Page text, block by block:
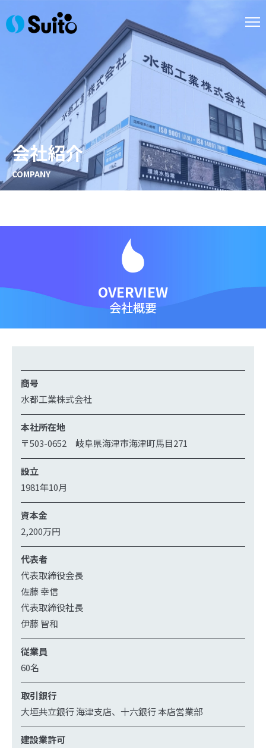
会社紹介
COMPANY
OVERVIEW
会社概要
商号
水都工業株式会社
本社所在地
〒503-0652 岐阜県海津市海津町馬目271
設立
1981年10月
資本金
2,200万円
代表者
代表取締役会長
佐藤 幸信
代表取締役社長
伊藤 智和
従業員
60名
取引銀行
大垣共立銀行 海津支店、十六銀行 本店営業部
建設業許可